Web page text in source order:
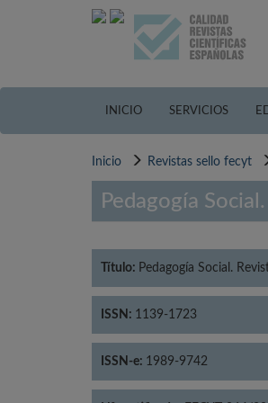
INICIO SERVICIOS
Inicio Revistas sello fecyt
Pedagogía
Título: Pedagogía Social.
ISSN: 1139-1723
ISSN-e: 1989-9742